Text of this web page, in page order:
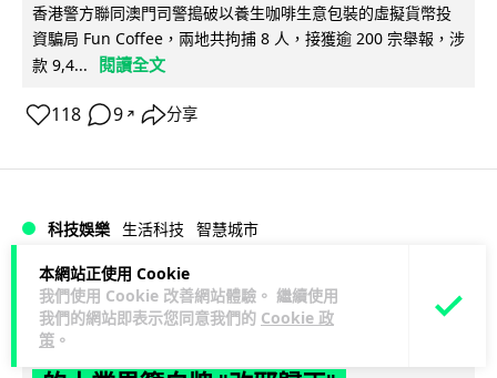
本網站正使用 Cookie
我們使用 Cookie 改善網站體驗。 繼續使用
我們的網站即表示您同意我們的 Cookie 政
策 。
香港警方聯同澳門司警搗破以養生咖啡生意包裝的虛擬貨幣投
資騙局 Fun Coffee，兩地共拘捕 8 人，接獲逾 200 宗舉報，涉
款 9,4...
閱讀全文
118 9 ↗ 分享
科技娛樂 生活科技 智慧城市
Lawton 1 日
網約車條例生效 有司機暫時停工避風頭